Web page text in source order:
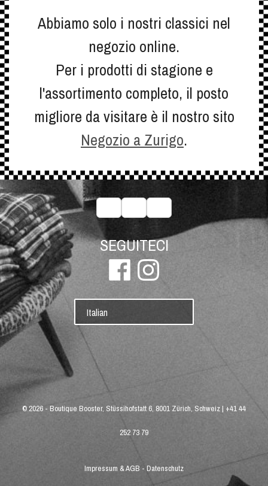
Abbiamo solo i nostri classici nel
negozio online.
Per i prodotti di stagione e
l'assortimento completo, il posto
migliore da visitare è il nostro sito
Negozio a Zurigo.
SEGUITECI
Italian
© 2026 - Boutique Booster, Stüssihofstatt 6, 8001 Zürich, Schweiz | +41 44
252 73 79
Impressum & AGB - Datenschutz